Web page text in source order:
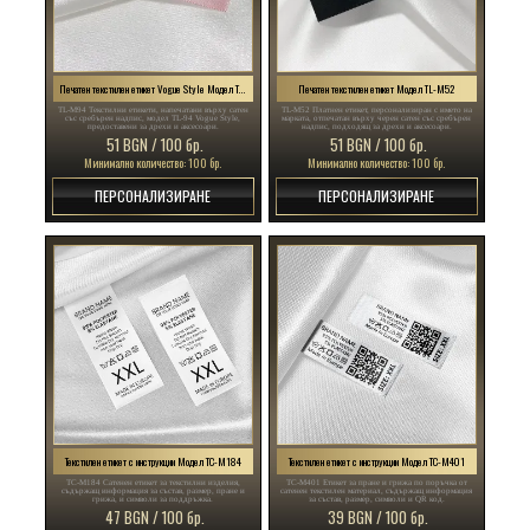
Печатен текстилен етикет Vogue Style Модел TL-M94
TL-M94 Текстилни етикети, напечатани върху сатен
със сребърен надпис, модел TL-94 Vogue Style,
предоставени за дрехи и аксесоари.
51 BGN / 100 бр.
Минимално количество: 100 бр.
ПЕРСОНАЛИЗИРАНЕ
Печатен текстилен етикет Модел TL-M52
TL-M52 Платнен етикет, персонализиран с името на
марката, отпечатан върху черен сатен със сребърен
надпис, подходящ за дрехи и аксесоари.
51 BGN / 100 бр.
Минимално количество: 100 бр.
ПЕРСОНАЛИЗИРАНЕ
Текстилен етикет с инструкции Модел TC-M184
TC-M184 Сатенен етикет за текстилни изделия,
съдържащ информация за състав, размер, пране и
грижа, и символи за поддръжка.
47 BGN / 100 бр.
Текстилен етикет с инструкции Модел TC-M401
TC-M401 Етикет за пране и грижа по поръчка от
сатенен текстилен материал, съдържащ информация
за състав, размер, символи и QR код.
39 BGN / 100 бр.